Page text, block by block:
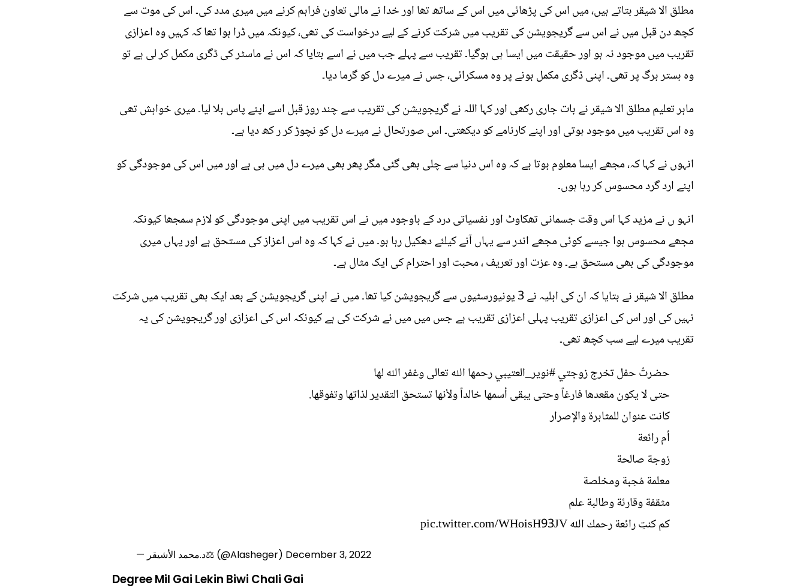
مطلق الا شيقر بتاتے ہیں، میں اس کی پڑھائی میں اس کے ساتھ تھا اور خدا نے مالی تعاون فراہم کرنے میں میری مدد کی۔ اس کی موت سے
کچھ دن قبل میں نے اس سے گریجویشن کی تقریب میں شرکت کرنے کے لیے درخواست کی تھی، کیونکہ میں ڈرا ہوا تھا کہ کہیں وہ اعزازی
تقریب میں موجود نہ ہو اور حقیقت میں ایسا ہی ہوگیا۔ تقریب سے پہلے جب میں نے اسے بتایا کہ اس نے ماسٹر کی ڈگری مکمل کر لی ہے تو
وہ بستر برگ پر تھی۔ اپنی ڈگری مکمل ہونے پر وہ مسکرائی، جس نے میرے دل کو گرما دیا۔
ماہر تعلیم مطلق الا شيقر نے بات جاری رکھی اور کہا اللہ نے گریجویشن کی تقریب سے چند روز قبل اسے اپنے پاس بلا لیا۔ میری خواہش تھی
وہ اس تقریب میں موجود ہوتی اور اپنے کارنامے کو دیکھتی۔ اس صورتحال نے میرے دل کو نچوڑ کر ر کھ دیا ہے۔
انہوں نے کہا کہ، مجھے ایسا معلوم ہوتا ہے کہ وہ اس دنیا سے چلی بھی گئی مگر پھر بھی میرے دل میں ہی ہے اور میں اس کی موجودگی کو
اپنے ارد گرد محسوس کر رہا ہوں۔
انہو ں نے مزید کہا اس وقت جسمانی تھکاوٹ اور نفسیاتی درد کے باوجود میں نے اس تقریب میں اپنی موجودگی کو لازم سمجھا کیونکہ
مجھے محسوس ہوا جیسے کوئی مجھے اندر سے یہاں آنے کیلئے دھکیل رہا ہو۔ میں نے کہا کہ وہ اس اعزاز کی مستحق ہے اور یہاں میری
موجودگی کی بھی مستحق ہے۔ وہ عزت اور تعریف ، محبت اور احترام کی ایک مثال ہے۔
مطلق الا شيقر نے بتایا کہ ان کی اہلیہ نے 3 یونیورسٹیوں سے گریجویشن کیا تھا۔ میں نے اپنی گریجویشن کے بعد ایک بھی تقریب میں شرکت
نہیں کی اور اس کی اعزازی تقریب پہلی اعزازی تقریب ہے جس میں میں نے شرکت کی ہے کیونکہ اس کی اعزازی اور گریجویشن کی یہ
تقریب میرے لیے سب کچھ تھی۔
حضرتُ حفل تخرج زوجتي#نوير_العتيبيرحمها الله تعالى وغفر الله لها
حتى لا يكون مقعدها فارغاً وحتى يبقى أسمها خالداً ولأنها تستحق التقدير لذاتها وتفوقها.
كانت عنوان للمثابرة والإصرار
أم رائعة
زوجة صالحة
معلمة مُحِبة ومخلصة
مثقفة وقارئة وطالبة علم
كم كنتِ رائعة رحمك اللهpic.twitter.com/WHoisH93JV
— د.محمد الأشيقر⚖️ (@Alasheger) December 3, 2022
Degree Mil Gai Lekin Biwi Chali Gai